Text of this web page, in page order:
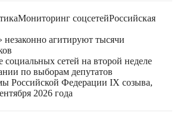
Мониторинг соцсетейРоссийская
агитируют тысячи
сетей на второй неделе
по выборам депутатов
Российской Федерации IX созыва,
2026 года